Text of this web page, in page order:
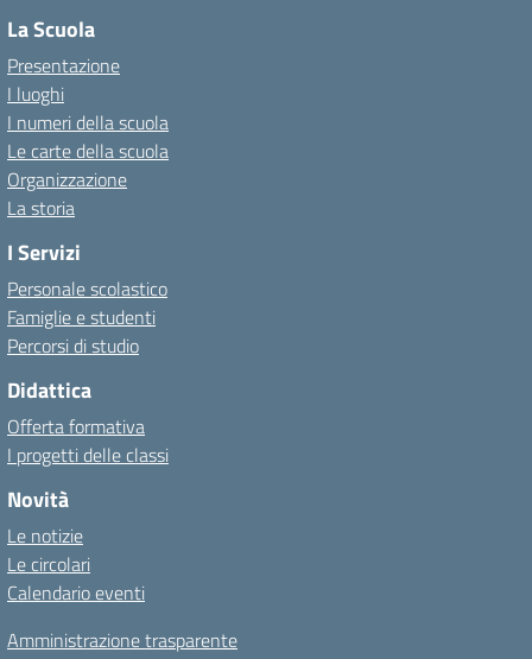
La Scuola
Presentazione
I luoghi
I numeri della scuola
Le carte della scuola
Organizzazione
La storia
I Servizi
Personale scolastico
Famiglie e studenti
Percorsi di studio
Didattica
Offerta formativa
I progetti delle classi
Novità
Le notizie
Le circolari
Calendario eventi
Amministrazione trasparente